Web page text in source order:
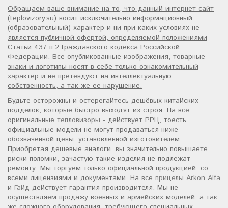
Обращаем ваше внимание на то, что данный интернет-сайт
(teplovizory.su) носит исключительно информационный
(образовательный) характер и ни при каких условиях не
является публичной офертой, определяемой положениями
Статьи 437 п.2 Гражданского кодекса Российской
Федерации. Все опубликованные изображения, товарные
знаки и логотипы носят в себе только ознакомительный
характер и не претендуют на интеллектуальную
собственность, а так же ее нарушение.
Будьте осторожны и остерегайтесь дешёвых китайских
подделок, которые быстро выходят из строя. На все
оригинальные тепловизоры - действует РРЦ, тоесть
официальные модели не могут продаваться ниже
обозначенной цены, установленной изготовителем.
Приобретая дешевые аналоги, вы значительно повышаете
риски поломки, зачастую такие изделия не подлежат
ремонту. Мы торгуем только официальной продукцией, со
всеми лицензиями и документами. На все прицелы Arkon Alfa
и Гайд действует гарантия производителя. Мы не
осуществляем продажу военных и армейских моделей, а так